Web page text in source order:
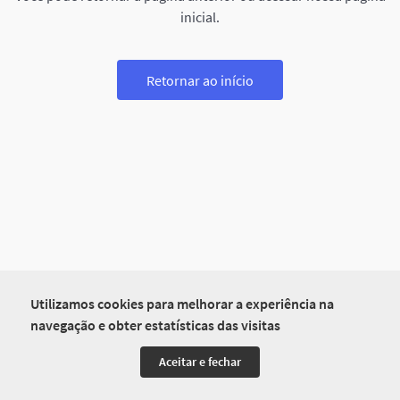
Utilizamos cookies para melhorar a experiência na
navegação e obter estatísticas das visitas
Aceitar e fechar
inicial.
Retornar ao início